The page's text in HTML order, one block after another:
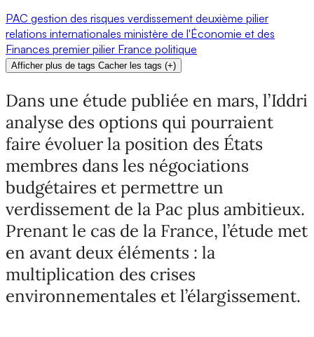
PAC gestion des risques verdissement deuxième pilier
relations internationales ministère de l'Économie et des
Finances premier pilier France politique
Afficher plus de tags Cacher les tags (+)
Dans une étude publiée en mars, l’Iddri
analyse des options qui pourraient
faire évoluer la position des États
membres dans les négociations
budgétaires et permettre un
verdissement de la Pac plus ambitieux.
Prenant le cas de la France, l’étude met
en avant deux éléments : la
multiplication des crises
environnementales et l’élargissement.